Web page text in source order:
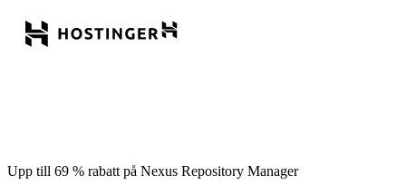
Upp till 69 % rabatt på Nexus Repository Manager